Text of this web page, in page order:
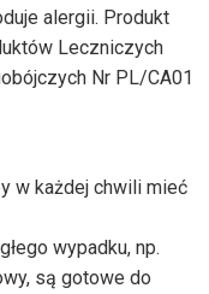
alergii. Produkt
Leczniczych
Nr PL/CA01
w każdej chwili mieć
wypadku, np.
są gotowe do